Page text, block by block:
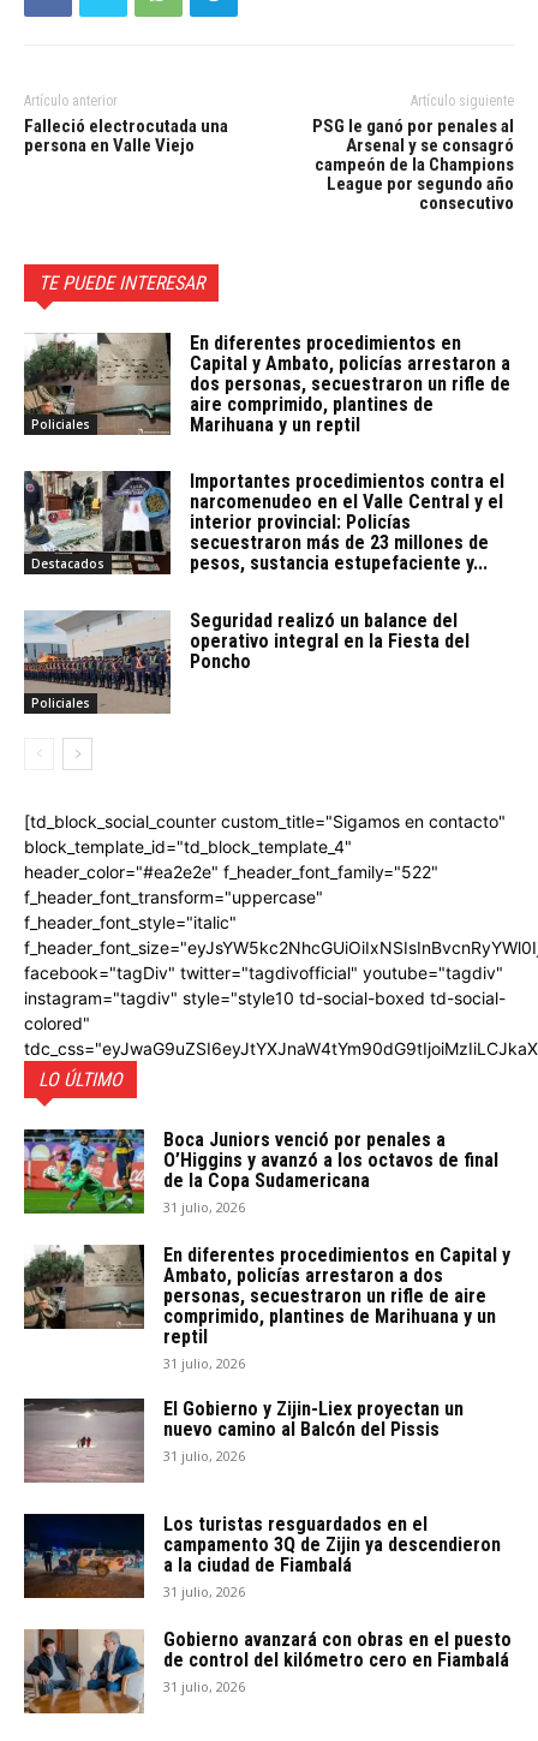
Artículo anterior
Falleció electrocutada una
persona en Valle Viejo
Artículo siguiente
PSG le ganó por penales al
Arsenal y se consagró
campeón de la Champions
League por segundo año
consecutivo
TE PUEDE INTERESAR
Policiales
En diferentes procedimientos en
Capital y Ambato, policías arrestaron a
dos personas, secuestraron un rifle de
aire comprimido, plantines de
Marihuana y un reptil
Destacados
Importantes procedimientos contra el
narcomenudeo en el Valle Central y el
interior provincial: Policías
secuestraron más de 23 millones de
pesos, sustancia estupefaciente y...
Policiales
Seguridad realizó un balance del
operativo integral en la Fiesta del
Poncho
[td_block_social_counter custom_title="Sigamos en contacto"
block_template_id="td_block_template_4"
header_color="#ea2e2e" f_header_font_family="522"
f_header_font_transform="uppercase"
f_header_font_style="italic"
facebook="tagDiv" twitter="tagdivofficial" youtube="tagdiv"
instagram="tagdiv" style="style10 td-social-boxed td-social-
colored"
LO ÚLTIMO
Boca Juniors venció por penales a
O’Higgins y avanzó a los octavos de final
de la Copa Sudamericana
31 julio, 2026
En diferentes procedimientos en Capital y
Ambato, policías arrestaron a dos
personas, secuestraron un rifle de aire
comprimido, plantines de Marihuana y un
reptil
31 julio, 2026
El Gobierno y Zijin-Liex proyectan un
nuevo camino al Balcón del Pissis
31 julio, 2026
Los turistas resguardados en el
campamento 3Q de Zijin ya descendieron
a la ciudad de Fiambalá
31 julio, 2026
Gobierno avanzará con obras en el puesto
de control del kilómetro cero en Fiambalá
31 julio, 2026